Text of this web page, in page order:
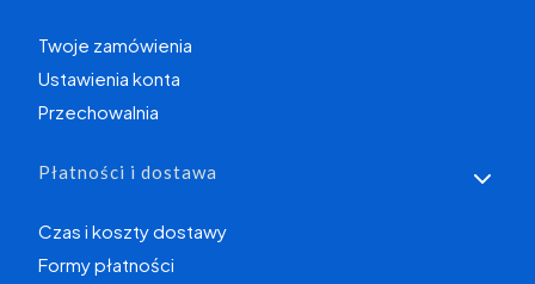
Twoje zamówienia
Ustawienia konta
Przechowalnia
Płatności i dostawa
Czas i koszty dostawy
Formy płatności